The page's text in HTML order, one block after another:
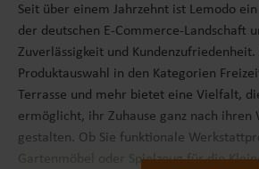
Seit über einem Jahrzehnt ist Lemodo
der deutschen E-Commerce-Landschaft
Zuverlässigkeit und
Produktauswahl in den Kategorien
Terrasse und mehr bietet eine Vielfalt,
ermöglicht, ihr Zuhause ganz nach ihren
gestalten. Ob Sie funktionale
Gartenmöbel oder Spielzeug für die